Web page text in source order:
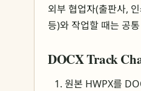
외부 협업자(출판사,
등)와 작업할 때는 공
DOCX Track
원본 HWPX를